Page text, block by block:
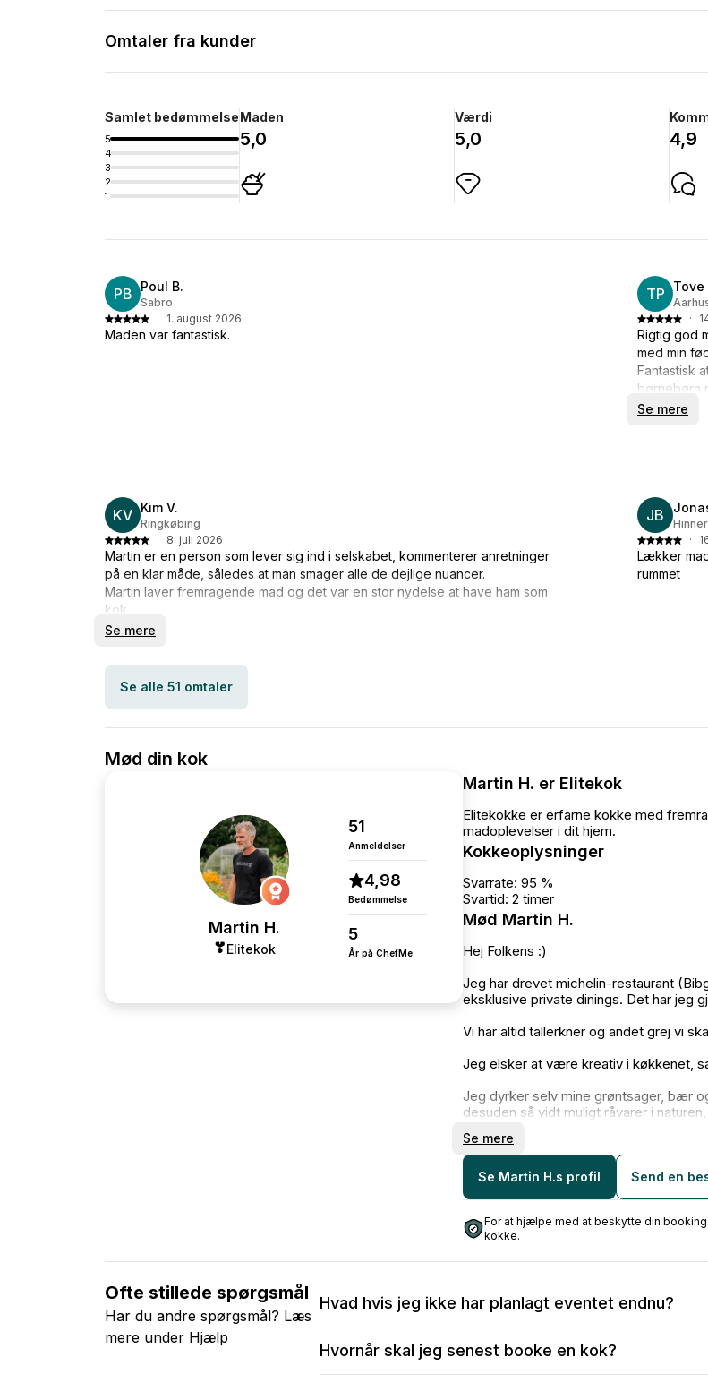
Omtaler fra kunder
Samlet bedømmelse
5
4
3
2
1
Maden
5,0
Værdi
5,0 4,9
PB Poul B.
Sabro
·
1. august 2026
Maden var fantastisk.
TP Tove
·
Rigtig god
med min
Fantastisk
børnebørn
Se mere
KV Kim V.
Ringkøbing
·
8. juli 2026
Martin er en person som lever sig ind i selskabet, kommenterer anretninger
på en klar måde, således at man smager alle de dejlige nuancer.
Martin laver fremragende mad og det var en stor nydelse at have ham som
kok.
Vi takker.
Se mere
JB
·
Lækker
rummet
Se alle 51 omtaler
Mød din kok
Martin H.
Elitekok
51
Anmeldelser
4,98
Bedømmelse
5
År på ChefMe
Martin H. er Elitekok
Elitekokke er erfarne kokke med
madoplevelser i dit hjem.
Kokkeoplysninger
Svarrate: 95 %
Svartid: 2 timer
Mød Martin H.
Hej Folkens :)
Jeg har drevet michelin-restaurant
eksklusive private dinings. Det har jeg
Vi har altid tallerkner og andet grej vi
Jeg elsker at være kreativ i køkkenet,
Jeg dyrker selv mine grøntsager, bær
desuden så vidt muligt råvarer i
Jeg nyder at møde nye, glade
spørgsmål til menuen etc.
Jeg håber vi ses i dit Køkken :)
Bedste hilsner fra Sønderjyden
Se mere
Se Martin H.s profil Send en
For at hjælpe med at beskytte din
kokke.
Ofte stillede spørgsmål
Har du andre spørgsmål? Læs
mere under Hjælp
Hvad hvis jeg ikke har planlagt eventet endnu?
Efter bekræftelse vil du stadig kunne:
Ændre i menuen og antal serveringer
Hvornår skal jeg senest booke en kok?